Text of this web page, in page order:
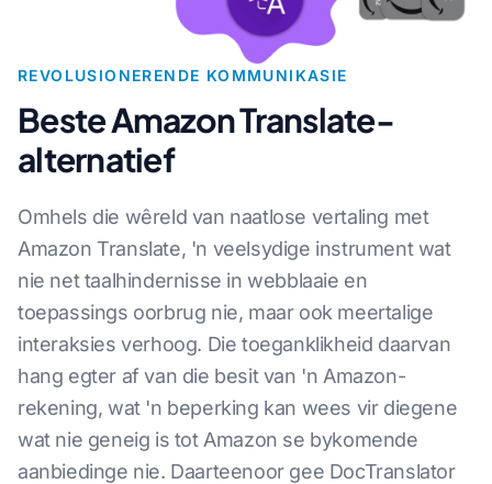
REVOLUSIONERENDE KOMMUNIKASIE
Beste Amazon Translate-
alternatief
Omhels die wêreld van naatlose vertaling met
Amazon Translate, 'n veelsydige instrument wat
nie net taalhindernisse in webblaaie en
toepassings oorbrug nie, maar ook meertalige
interaksies verhoog. Die toeganklikheid daarvan
hang egter af van die besit van 'n Amazon-
rekening, wat 'n beperking kan wees vir diegene
wat nie geneig is tot Amazon se bykomende
aanbiedinge nie. Daarteenoor gee DocTranslator